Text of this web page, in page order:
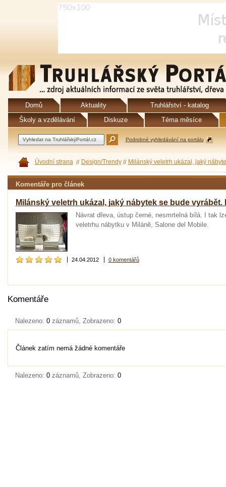
Domů Aktuality
Truhlářství - katalog
Školy a vzdělávání
Diskuze Téma měsíce
Podrobné vyhledávání na portálu
Úvodní strana Design/Trendy Milánský veletrh ukázal, jaký
Komentáře pro článek
Milánský veletrh ukázal, jaký nábytek se bude vyrábět.
Návrat dřeva, ústup černé, nesmrtelná bílá. I tak
veletrhu nábytku v Miláně, Salone del Mobile.
24.04.2012 0 komentářů
Komentáře
Nalezeno: 0 záznamů, Zobrazeno: 0
Článek zatím nemá žádné komentáře
Nalezeno: 0 záznamů, Zobrazeno: 0